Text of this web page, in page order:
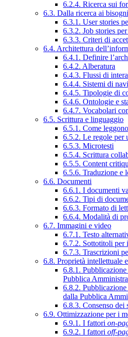
6.2.4. Ricerca sui
6.3. Dalla ricerca ai
6.3.1. User stories
6.3.2. Job stories
6.3.3. Criteri di
6.4. Architettura
6.4.1. Definire
6.4.2. Alberatura
6.4.3. Flussi di
6.4.4. Sistemi di
6.4.5. Tipologie di
6.4.6. Ontologie e
6.4.7. Vocabolari
6.5. Scrittura e linguaggio
6.5.1. Come
6.5.2. Le regole per
6.5.3. Microtesti
6.5.4. Scrittura
6.5.5. Content
6.5.6. Traduzione e
6.6. Documenti
6.6.1. I documenti
6.6.2. Tipi di
6.6.3. Formato di
6.6.4. Modalità di
6.7. Immagini e video
6.7.1. Testo
6.7.2. Sottotitoli per
6.7.3. Trascrizioni
6.8. Proprietà intellettuale
6.8.1.
Pubblica
6.8.2.
dalla Pubblica
6.8.3. Consenso dei
6.9. Ottimizzazione per i
6.9.1. I fattori on-
6.9.2. I fattori off-